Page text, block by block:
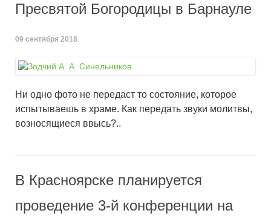
Пресвятой Богородицы в Барнауле
09 сентября 2018.
Ни одно фото не передаст то состояние, которое
испытываешь в храме. Как передать звуки молитвы,
возносящиеся ввысь?..
В Красноярске планируется
проведение 3-й конференции на